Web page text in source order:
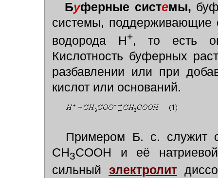
Буферные системы,
системы, поддерживающие
водорода Н+, то есть
Кислотность буферных
разбавлении или при
кислот или оснований.
Примером Б. с. служит
CH3COOH и её
сильный электролит